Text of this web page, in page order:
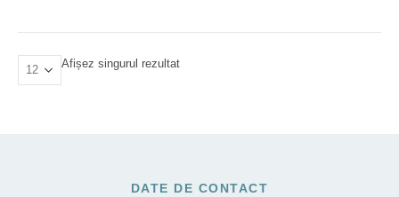
Afișez singurul rezultat
DATE DE CONTACT